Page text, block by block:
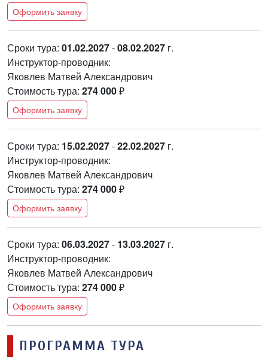
Оформить заявку
Сроки тура: 01.02.2027-08.02.2027 г.
Инструктор-проводник:
Яковлев Матвей Александрович
Стоимость тура: 274 000₽
Оформить заявку
Сроки тура: 15.02.2027-22.02.2027 г.
Инструктор-проводник:
Яковлев Матвей Александрович
Стоимость тура: 274 000₽
Оформить заявку
Сроки тура: 06.03.2027- 13.03.2027 г.
Инструктор-проводник:
Яковлев Матвей Александрович
Стоимость тура: 274 000₽
Оформить заявку
ПРОГРАММА ТУРА